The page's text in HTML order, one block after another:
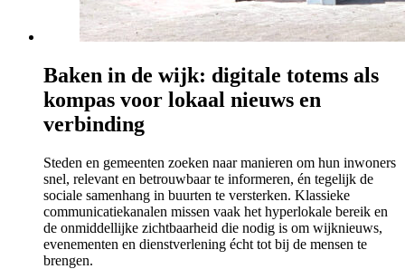
Baken in de wijk: digitale totems als
kompas voor lokaal nieuws en
verbinding
Steden en gemeenten zoeken naar manieren om hun inwoners
snel, relevant en betrouwbaar te informeren, én tegelijk de
sociale samenhang in buurten te versterken. Klassieke
communicatiekanalen missen vaak het hyperlokale bereik en
de onmiddellijke zichtbaarheid die nodig is om wijknieuws,
evenementen en dienstverlening écht tot bij de mensen te
brengen.